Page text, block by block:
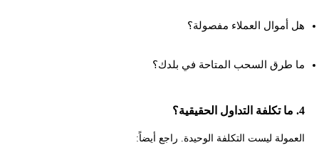
هل أموال العملاء مفصولة؟
ما طرق السحب المتاحة في بلدك؟
4. ما تكلفة التداول الحقيقية؟
العمولة ليست التكلفة الوحيدة. راجع أيضاً: